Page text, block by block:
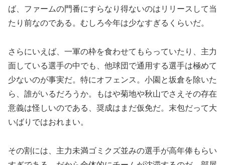
ば、ファームの門番にすらなり得ないのはリリースして当
たり前なのである。むしろ今年は少なすぎるくらいだ。
さらにいえば、一軍の枠を食わせてもらっていたり、主力
面している選手の中でも、他球団で通用する選手は極めて
少ないのが事実だ。特にオフェンス。小園と坂倉を除いた
ら、誰がいるだろうか。もはや菊地や秋山でさえその存在
意義は怪しいのである、奨成はまだ仮免だ。末包だって大
いばりではおれまい。
その割には、主力未満ゴミクズ並みの選手が高年俸もらい